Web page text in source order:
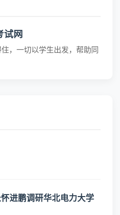
试网
，一切以学生出发，帮助同
进鹏调研华北电力大学